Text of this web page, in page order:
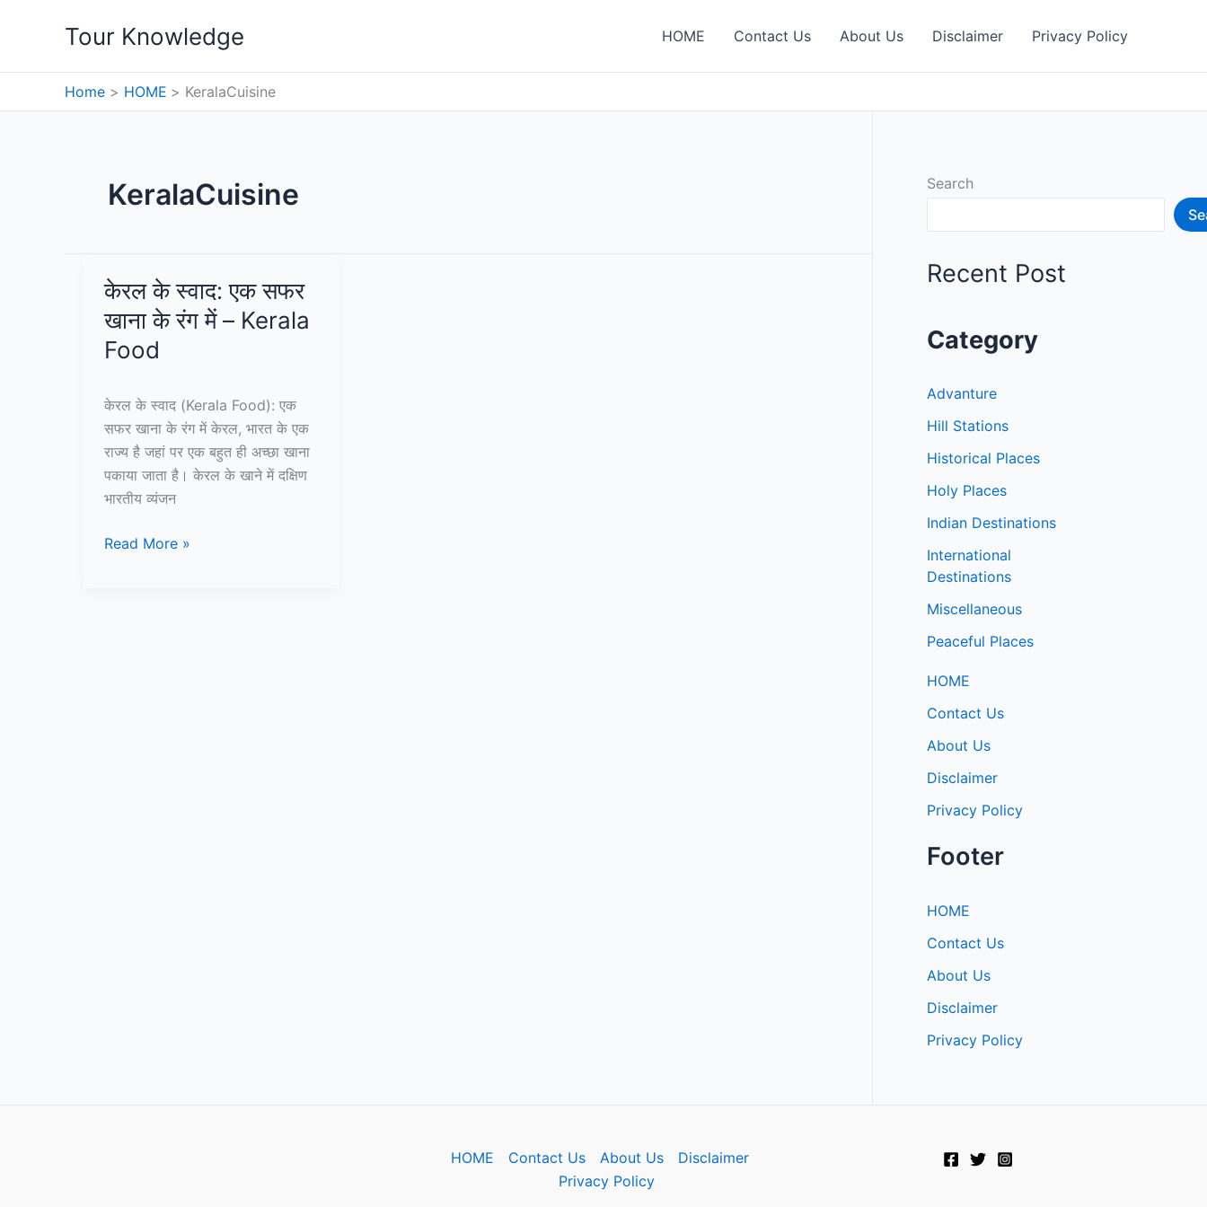
Tour Knowledge HOME Contact Us About Us Disclaimer Privacy Policy
Home HOME KeralaCuisine
KeralaCuisine
केरल के स्वाद: एक सफर
खाना के रंग में – Kerala
Food
केरल के स्वाद (Kerala Food): एक
सफर खाना के रंग में केरल, भारत के एक
राज्य है जहां पर एक बहुत ही अच्छा खाना
पकाया जाता है। केरल के खाने में दक्षिण
भारतीय व्यंजन
केरल
Read More »
Search
Recent Post
Category
Advanture
Hill Stations
Historical Places
Holy Places
Indian Destinations
International
Destinations
Miscellaneous
Peaceful Places
HOME
Contact Us
About Us
Disclaimer
Privacy Policy
Footer
HOME
Contact Us
About Us
Disclaimer
Privacy Policy
HOME Contact Us About Us
Disclaimer
Privacy Policy